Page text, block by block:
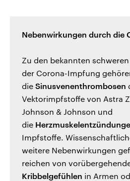
Nebenwirkungen durch die
Zu den bekannten
der Corona-Impfung
die Sinusvenenthrombosen
Vektorimpfstoffe von Astra
Johnson & Johnson und
die
Impfstoffe.
weitere Nebenwirkungen
reichen von
Kribbelgefühlen in Armen